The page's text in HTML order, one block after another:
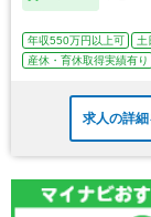
年収550万円以上可 土
産休・育休取得実績有り
求人の詳